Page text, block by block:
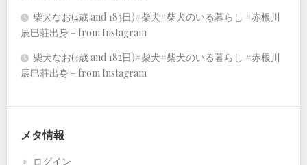
柴犬なお(4歳 and 183日)#柴犬#柴犬のいる暮らし #赤根川
辰巳荘出身 – from Instagram
柴犬なお(4歳 and 182日)#柴犬#柴犬のいる暮らし #赤根川
辰巳荘出身 – from Instagram
メタ情報
ログイン